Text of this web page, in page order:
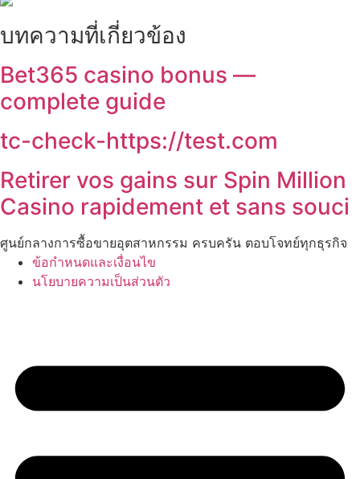
บทความที่เกี่ยวข้อง
Bet365 casino bonus —
complete guide
tc-check-https://test.com
Retirer vos gains sur Spin Million
Casino rapidement et sans souci
ศูนย์กลางการซื้อขายอุตสาหกรรม ครบครัน ตอบโจทย์ทุกธุรกิจ
ข้อกำหนดและเงื่อนไข
นโยบายความเป็นส่วนตัว